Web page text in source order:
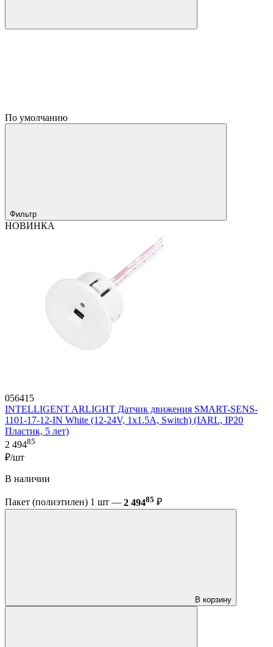
По умолчанию
Фильтр
НОВИНКА
056415
INTELLIGENT ARLIGHT Датчик движения SMART-SENS-
1101-17-12-IN White (12-24V, 1x1.5A, Switch) (IARL, IP20
Пластик, 5 лет)
2 49485
₽/шт
В наличии
Пакет (полиэтилен) 1 шт — 2 49485 ₽
В корзину